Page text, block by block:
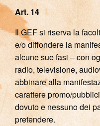
Art. 14
Il GEF si riserva la
e/o diffondere la
alcune sue fasi – con
radio, televisione,
abbinare alla
carattere promo/
dovuto e nessuno dei
pretendere.